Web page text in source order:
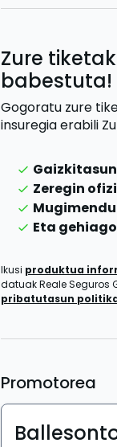
Zure
babestuta!
Gogoratu zure
insuregia erabili
Zeregin
Eta
Ikusi produktua
datuak Reale Seguros
pribatutasun
Promotorea